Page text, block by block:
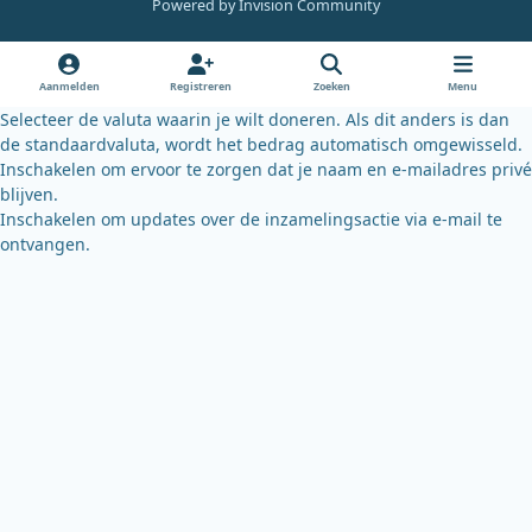
k
k
y
Powered byInvision Community
Aanmelden Registreren Zoeken Menu
Selecteer de valuta waarin je wilt doneren. Als dit anders is dan
de standaardvaluta, wordt het bedrag automatisch omgewisseld.
Inschakelen om ervoor te zorgen dat je naam en e-mailadres privé
blijven.
Inschakelen om updates over de inzamelingsactie via e-mail te
ontvangen.